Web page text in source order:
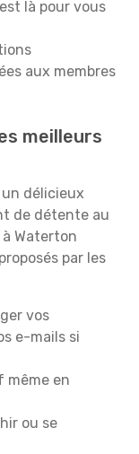
là pour vous
aux membres
meilleurs
délicieux
de détente au
Waterton
par les
vos
e-mails si
même en
ou se